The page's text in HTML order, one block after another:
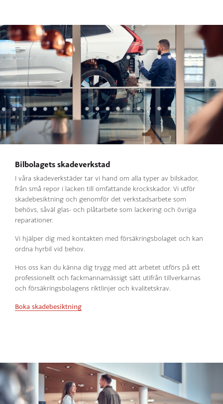
Bilbolagets skadeverkstad
I våra skadeverkstäder tar vi hand om alla typer av bilskador,
från små repor i lacken till omfattande krockskador. Vi utför
skadebesiktning och genomför det verkstadsarbete som
behövs, såväl glas- och plåtarbete som lackering och övriga
reparationer.
Vi hjälper dig med kontakten med försäkringsbolaget och kan
ordna hyrbil vid behov.
Hos oss kan du känna dig trygg med att arbetet utförs på ett
professionellt och fackmannamässigt sätt utifrån tillverkarnas
och försäkringsbolagens riktlinjer och kvalitetskrav.
Boka skadebesiktning